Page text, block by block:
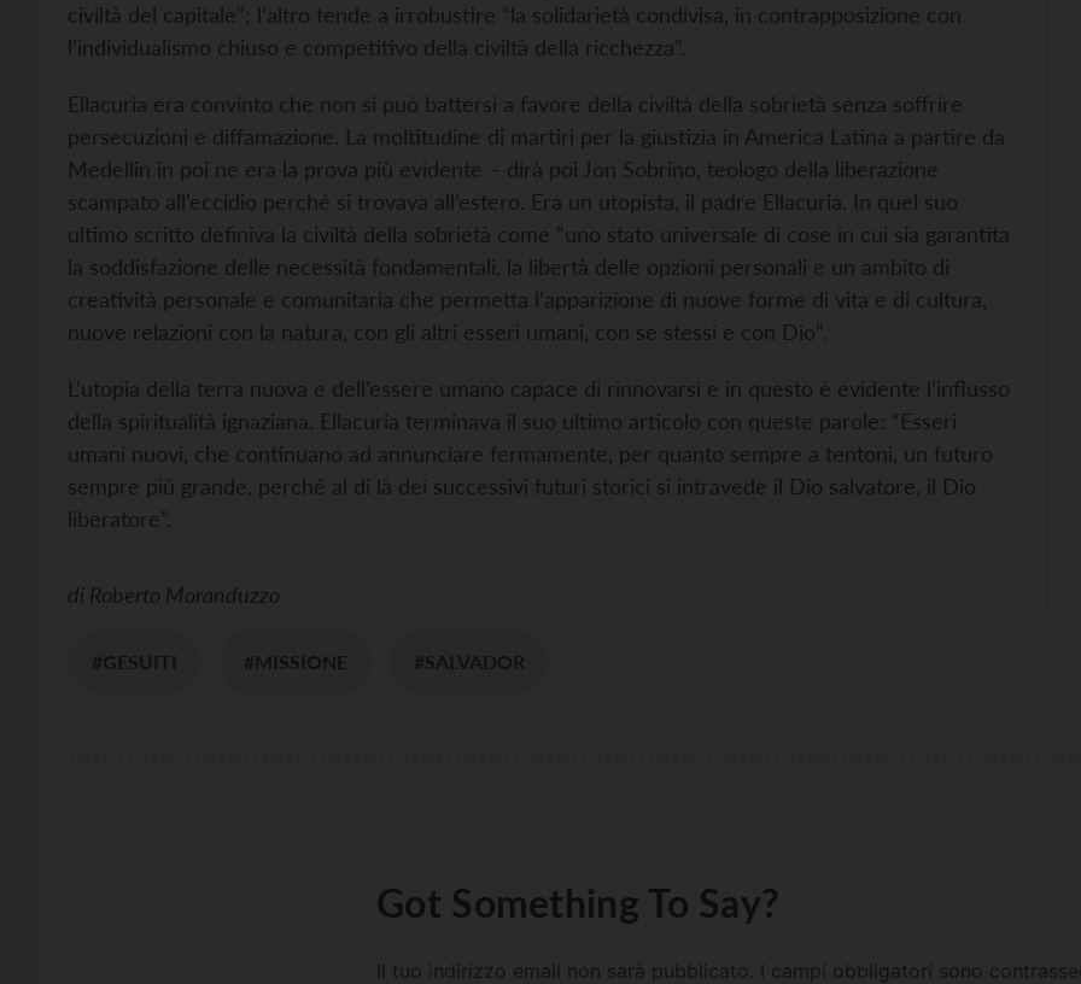
civiltà del capitale”; l’altro tende a irrobustire “la solidarietà condivisa, in contrapposizione con
l’individualismo chiuso e competitivo della civiltà della ricchezza”.
Ellacuria era convinto che non si può battersi a favore della civiltà della sobrietà senza soffrire
persecuzioni e diffamazione. La moltitudine di martiri per la giustizia in America Latina a partire da
Medellin in poi ne era la prova più evidente – dirà poi Jon Sobrino, teologo della liberazione
scampato all’eccidio perché si trovava all’estero. Era un utopista, il padre Ellacuria. In quel suo
ultimo scritto definiva la civiltà della sobrietà come “uno stato universale di cose in cui sia garantita
la soddisfazione delle necessità fondamentali, la libertà delle opzioni personali e un ambito di
creatività personale e comunitaria che permetta l’apparizione di nuove forme di vita e di cultura,
nuove relazioni con la natura, con gli altri esseri umani, con se stessi e con Dio”.
L’utopia della terra nuova e dell’essere umano capace di rinnovarsi e in questo è evidente l’influsso
della spiritualità ignaziana. Ellacuria terminava il suo ultimo articolo con queste parole: “Esseri
umani nuovi, che continuano ad annunciare fermamente, per quanto sempre a tentoni, un futuro
sempre più grande, perché al di là dei successivi futuri storici si intravede il Dio salvatore, il Dio
liberatore”.
di Roberto Moranduzzo
#GESUITI #MISSIONE #SALVADOR
Got Something To Say?
Il tuo indirizzo email non sarà pubblicato. I campi obbligatori sono